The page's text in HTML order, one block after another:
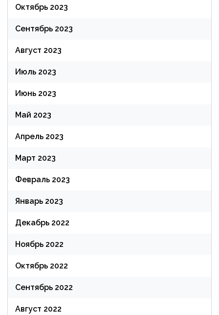
Октябрь 2023
Сентябрь 2023
Август 2023
Июль 2023
Июнь 2023
Май 2023
Апрель 2023
Март 2023
Февраль 2023
Январь 2023
Декабрь 2022
Ноябрь 2022
Октябрь 2022
Сентябрь 2022
Август 2022